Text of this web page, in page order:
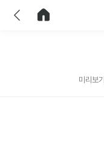
미리보기